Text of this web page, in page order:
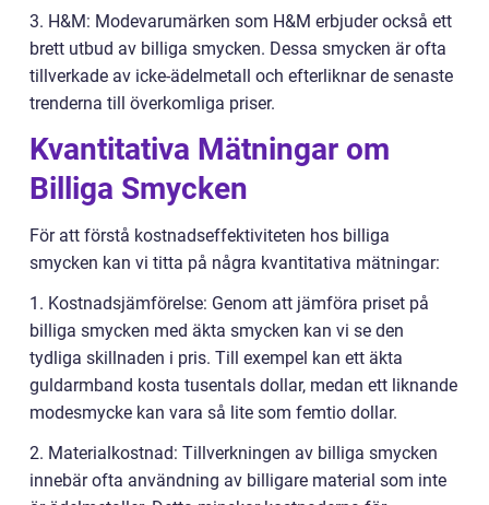
3. H&M: Modevarumärken som H&M erbjuder också ett
brett utbud av billiga smycken. Dessa smycken är ofta
tillverkade av icke-ädelmetall och efterliknar de senaste
trenderna till överkomliga priser.
Kvantitativa Mätningar om
Billiga Smycken
För att förstå kostnadseffektiviteten hos billiga
smycken kan vi titta på några kvantitativa mätningar:
1. Kostnadsjämförelse: Genom att jämföra priset på
billiga smycken med äkta smycken kan vi se den
tydliga skillnaden i pris. Till exempel kan ett äkta
guldarmband kosta tusentals dollar, medan ett liknande
modesmycke kan vara så lite som femtio dollar.
2. Materialkostnad: Tillverkningen av billiga smycken
innebär ofta användning av billigare material som inte